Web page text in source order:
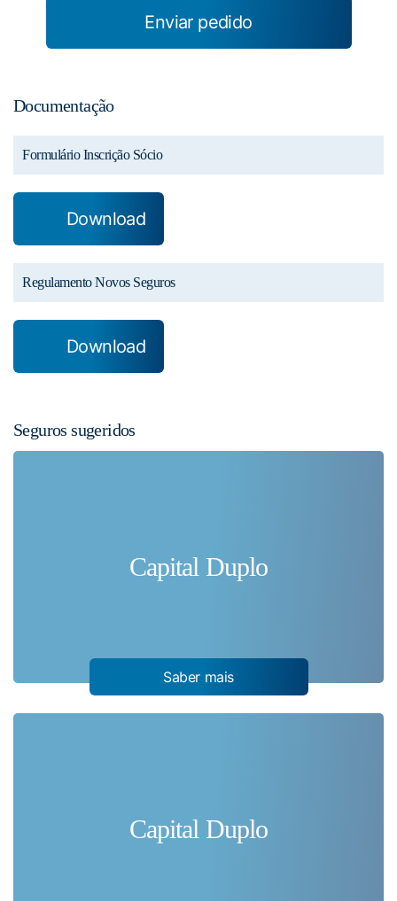
Enviar pedido
Documentação
Formulário Inscrição Sócio
Download
Regulamento Novos Seguros
Download
Seguros sugeridos
Capital Duplo
Saber mais
Capital Duplo